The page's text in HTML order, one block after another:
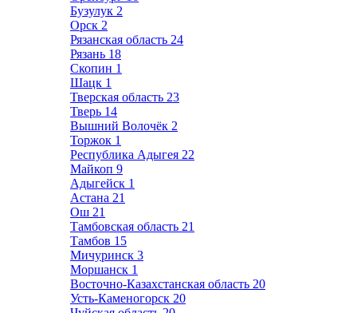
Бузулук 2
Орск 2
Рязанская область 24
Рязань 18
Скопин 1
Шацк 1
Тверская область 23
Тверь 14
Вышний Волочёк 2
Торжок 1
Республика Адыгея 22
Майкоп 9
Адыгейск 1
Астана 21
Ош 21
Тамбовская область 21
Тамбов 15
Мичуринск 3
Моршанск 1
Восточно-Казахстанская область 20
Усть-Каменогорск 20